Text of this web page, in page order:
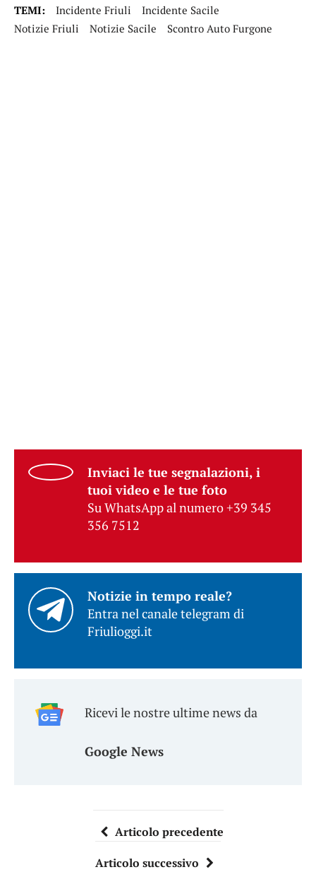
TEMI: Incidente Friuli
Incidente Sacile
Notizie Friuli
Notizie Sacile Scontro Auto Furgone
Inviaci le tue segnalazioni, i
tuoi video e le tue foto
Su WhatsApp al numero +39 345
356 7512
Notizie in tempo reale?
Entra nel canale telegram di
Friulioggi.it
Ricevi le nostre ultime news da
Google News
Articolo precedente
Articolo successivo